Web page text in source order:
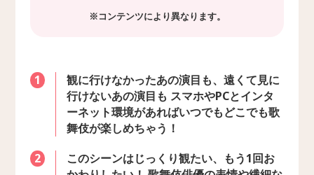
※コンテンツにより異なります。
1
観に行けなかったあの演目も、遠くて見に
行けないあの演目も スマホやPCとインタ
ーネット環境があればいつでもどこでも歌
舞伎が楽しめちゃう！
2
このシーンはじっくり観たい、もう1回お